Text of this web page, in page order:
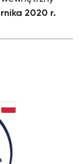
2020 r.